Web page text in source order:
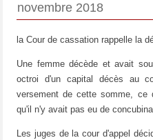
novembre 2018
la Cour de cassation rappelle la
Une femme décède et avait
octroi d'un capital décès au
versement de cette somme, ce
qu'il n'y avait pas eu de
Les juges de la cour d'appel